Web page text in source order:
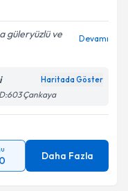
ilişkin
ediyorum.
güleryüzlü ve
Devamı
Haritada Göster
Çankaya
Daha Fazla